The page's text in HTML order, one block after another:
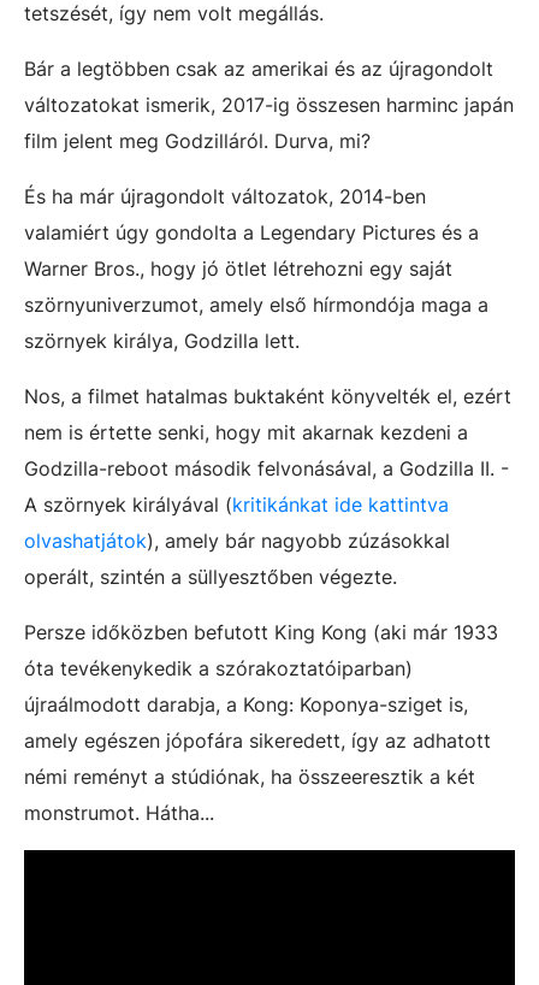
tetszését, így nem volt megállás.
Bár a legtöbben csak az amerikai és az újragondolt
változatokat ismerik, 2017-ig összesen harminc japán
film jelent meg Godzilláról. Durva, mi?
És ha már újragondolt változatok, 2014-ben
valamiért úgy gondolta a Legendary Pictures és a
Warner Bros., hogy jó ötlet létrehozni egy saját
szörnyuniverzumot, amely első hírmondója maga a
szörnyek királya, Godzilla lett.
Nos, a filmet hatalmas buktaként könyvelték el, ezért
nem is értette senki, hogy mit akarnak kezdeni a
Godzilla-reboot második felvonásával, a Godzilla II. -
A szörnyek királyával (kritikánkat ide kattintva
olvashatjátok), amely bár nagyobb zúzásokkal
operált, szintén a süllyesztőben végezte.
Persze időközben befutott King Kong (aki már 1933
óta tevékenykedik a szórakoztatóiparban)
újraálmodott darabja, a Kong: Koponya-sziget is,
amely egészen jópofára sikeredett, így az adhatott
némi reményt a stúdiónak, ha összeeresztik a két
monstrumot. Hátha...